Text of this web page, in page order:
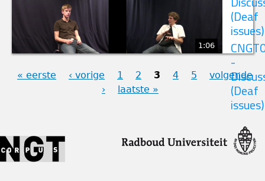
(Deaf
issues)
1:06
-
(Deaf
issues)
« eerste ‹ vorige 1 2 3 4 5
volgende
›
laatste »